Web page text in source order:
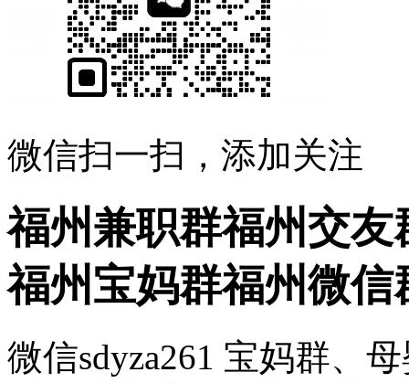
微信扫一扫，添加关注
福州兼职群福州交
福州宝妈群福州微信
微信sdyza261 宝妈群、